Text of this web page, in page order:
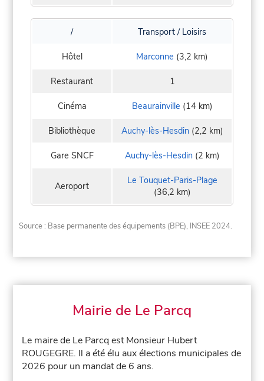
/ Transport / Loisirs
Hôtel Marconne (3,2 km)
Restaurant 1
Cinéma Beaurainville (14 km)
Bibliothèque Auchy-lès-Hesdin(2,2 km)
Gare SNCF Auchy-lès-Hesdin(2 km)
Aeroport
Le Touquet-Paris-Plage
(36,2 km)
Source : Base permanente des équipements (BPE), INSEE 2024.
Mairie de Le Parcq
Le maire de Le Parcq est Monsieur Hubert
ROUGEGRE. Il a été élu aux élections municipales de
2026 pour un mandat de 6 ans.